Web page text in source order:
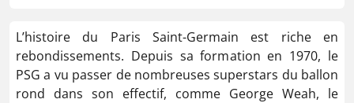
L’histoire du Paris Saint-Germain est riche en
rebondissements. Depuis sa formation en 1970, le
PSG a vu passer de nombreuses superstars du ballon
rond dans son effectif, comme George Weah, le